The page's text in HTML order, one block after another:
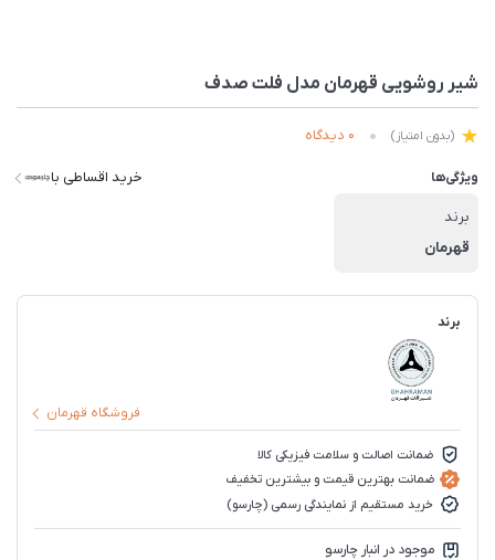
شیر روشویی قهرمان مدل فلت صدف
(بدون امتیاز) 0 دیدگاه
ویژگی‌ها خرید اقساطی با
برند
قهرمان
برند
فروشگاه قهرمان
ضمانت اصالت و سلامت فیزیکی کالا
ضمانت بهترین قیمت و بیشترین تخفیف
خرید مستقیم از نمایندگی رسمی (چارسو)
موجود در انبار چارسو